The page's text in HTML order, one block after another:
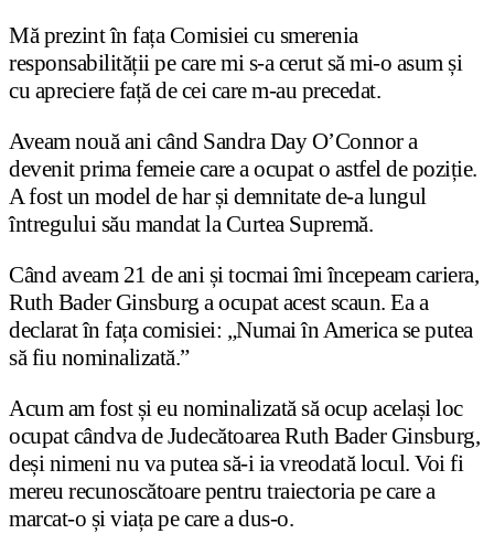
Mă prezint în fața Comisiei cu smerenia
responsabilității pe care mi s-a cerut să mi-o asum și
cu apreciere față de cei care m-au precedat.
Aveam nouă ani când Sandra Day O’Connor a
devenit prima femeie care a ocupat o astfel de poziție.
A fost un model de har și demnitate de-a lungul
întregului său mandat la Curtea Supremă.
Când aveam 21 de ani și tocmai îmi începeam cariera,
Ruth Bader Ginsburg a ocupat acest scaun. Ea a
declarat în fața comisiei: „Numai în America se putea
să fiu nominalizată.”
Acum am fost și eu nominalizată să ocup același loc
ocupat cândva de Judecătoarea Ruth Bader Ginsburg,
deși nimeni nu va putea să-i ia vreodată locul. Voi fi
mereu recunoscătoare pentru traiectoria pe care a
marcat-o și viața pe care a dus-o.